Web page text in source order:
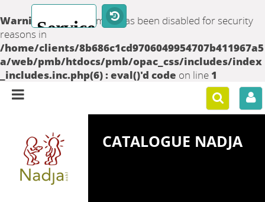
Warning: set_time_limit() has been disabled for security
reasons in
/home/clients/8b686c1cd9706049954707b411967a5
a/web/pmb/htdocs/pmb/opac_css/includes/index
_includes.inc.php(6) : eval()'d code on line 1
CATALOGUE NADJA